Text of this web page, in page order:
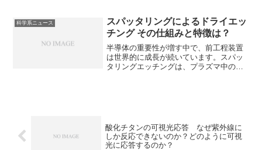
す。
科学系ニュース
スパッタリングによるドライエッ
チング その仕組みと特徴は？
半導体の重要性が増す中で、前工程装置
は世界的に成長が続いています。スパッ
タリングエッチングは、プラズマ中のイ
されることで、現代の半導体微細加工を
支えています。スパッタリングの特徴や
原理を知ることができます。
酸化チタンの可視光応答 なぜ紫外線に
しか反応できないのか？どのように可視
光に応答するのか？